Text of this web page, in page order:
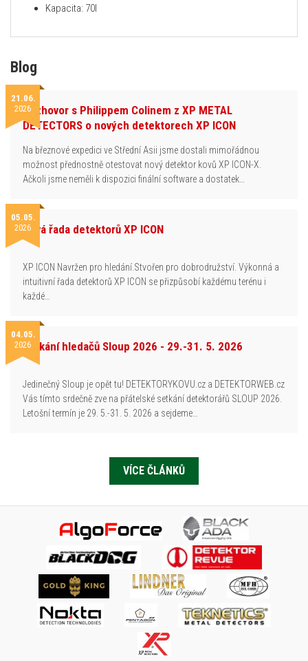
Kapacita: 70l
Blog
21.06.
2026Rozhovor s Philippem Colinem z XP METAL
DETECTORS o nových detektorech XP ICON
Na březnové expedici ve Střední Asii jsme dostali mimořádnou
možnost přednostně otestovat nový detektor kovů XP ICON-X.
Ačkoli jsme neměli k dispozici finální software a dostatek…
05.05.
2026Nová řada detektorů XP ICON
XP ICON Navržen pro hledání.Stvořen pro dobrodružství. Výkonná a
intuitivní řada detektorů XP ICON se přizpůsobí každému terénu i
každé…
04.05.
2026Setkání hledačů Sloup 2026 - 29.-31. 5. 2026
Jedinečný Sloup je opět tu! DETEKTORYKOVU.cz a DETEKTORWEB.cz
Vás tímto srdečně zve na přátelské setkání detektorářů SLOUP 2026.
Letošní termín je 29. 5.-31. 5. 2026 a sejdeme…
VÍCE ČLÁNKŮ